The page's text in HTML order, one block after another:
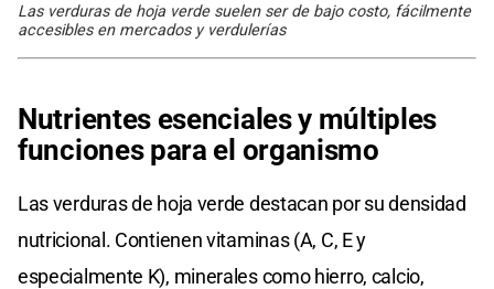
Las verduras de hoja verde suelen ser de bajo costo, fácilmente
accesibles en mercados y verdulerías
Nutrientes esenciales y múltiples
funciones para el organismo
Las verduras de hoja verde destacan por su densidad
nutricional. Contienen vitaminas (A, C, E y
especialmente K), minerales como hierro, calcio,